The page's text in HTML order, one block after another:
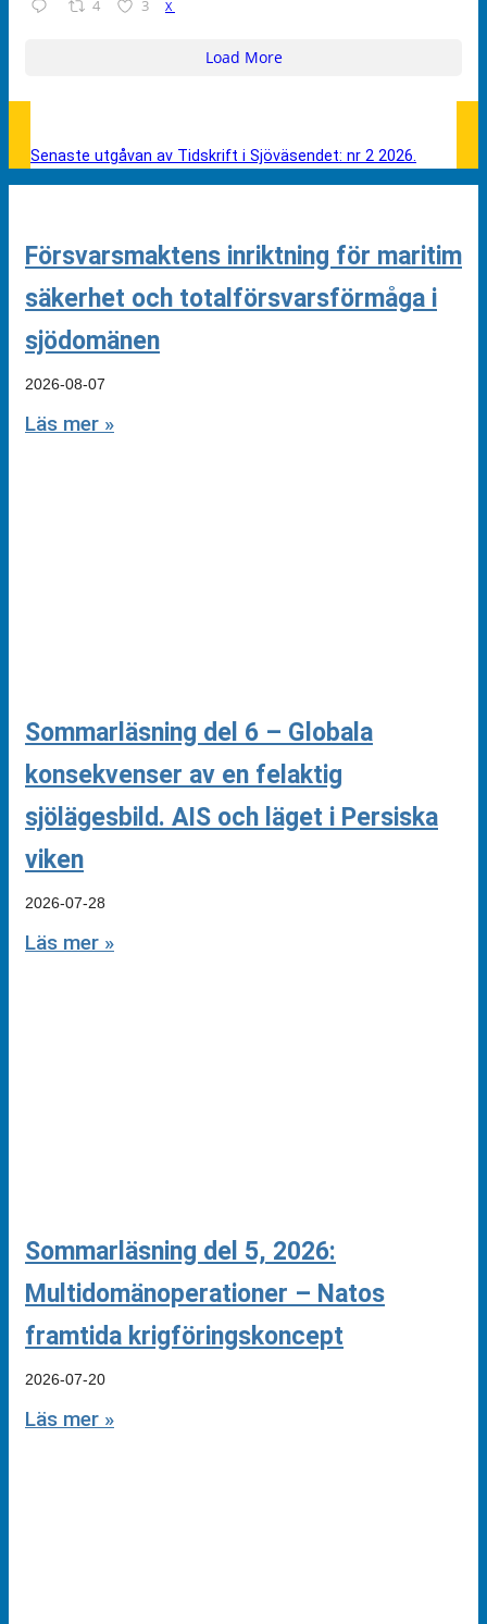
4 3 X
Load More
Senaste utgåvan av Tidskrift i Sjöväsendet: nr 2 2026.
Försvarsmaktens inriktning för maritim
säkerhet och totalförsvarsförmåga i
sjödomänen
2026-08-07
Läs mer »
Sommarläsning del 6 – Globala
konsekvenser av en felaktig
sjölägesbild. AIS och läget i Persiska
viken
2026-07-28
Läs mer »
Sommarläsning del 5, 2026:
Multidomänoperationer – Natos
framtida krigföringskoncept
2026-07-20
Läs mer »